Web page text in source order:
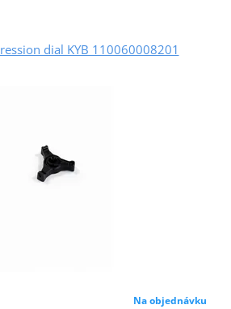
dial KYB 110060008201
Na objednávku